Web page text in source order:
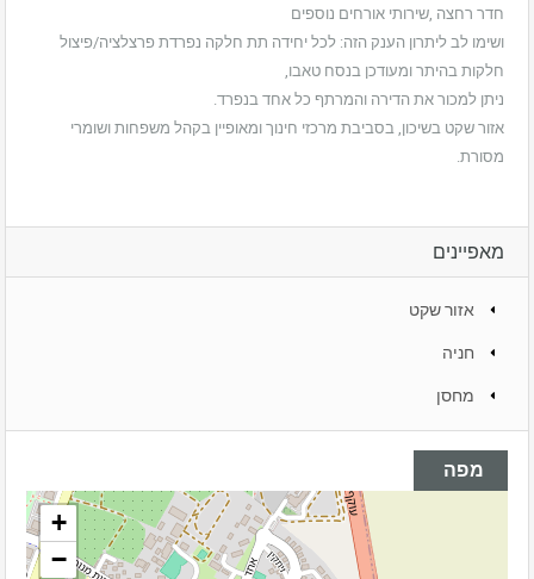
חדר רחצה ,שירותי אורחים נוספים
ושימו לב ליתרון הענק הזה: לכל יחידה תת חלקה נפרדת פרצלציה/פיצול
חלקות בהיתר ומעודכן בנסח טאבו,
ניתן למכור את הדירה והמרתף כל אחד בנפרד.
אזור שקט בשיכון, בסביבת מרכזי חינוך ומאופיין בקהל משפחות ושומרי
מסורת.
מאפיינים
אזור שקט
חניה
מחסן
מפה
+
−